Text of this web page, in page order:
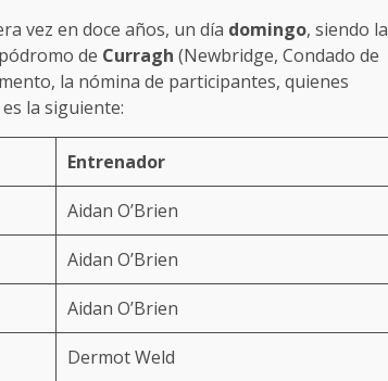
vez en doce años, un día domingo, siendo la
de Curragh (Newbridge, Condado de
la nómina de participantes, quienes
la siguiente:
Entrenador
Aidan O’Brien
Aidan O’Brien
Aidan O’Brien
Dermot Weld